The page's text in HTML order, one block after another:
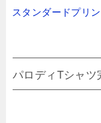
スタンダードプリ
パロディTシャツ